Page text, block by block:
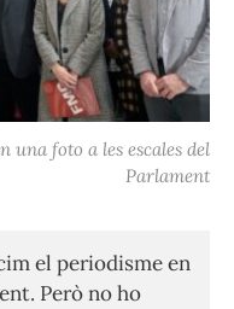
una foto a les escales del
Parlament
el periodisme en
Però no ho